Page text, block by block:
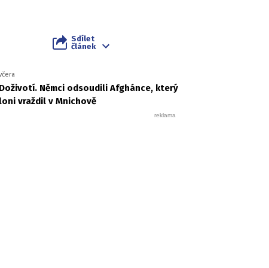
Sdílet
článek
Doživotí. Němci odsoudili Afghánce, který
loni vraždil v Mnichově